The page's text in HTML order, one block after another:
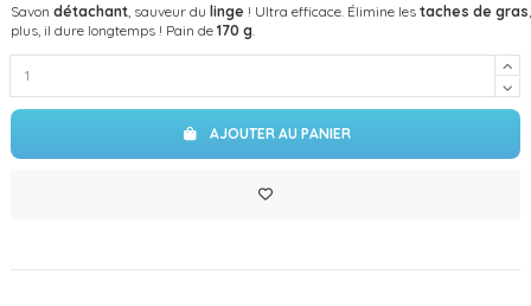
Savon détachant , sauveur du linge ! Ultra efficace. Élimine les taches de gras
plus, il dure longtemps ! Pain de 170 g
AJOUTER AU PANIER